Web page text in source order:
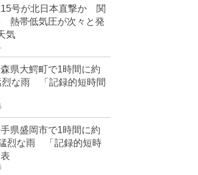
号が北日本直撃か 関
熱帯低気圧が次々と発
気
森県大鰐町で1時間に約
烈な雨 「記録的短時間
手県盛岡市で1時間に約
烈な雨 「記録的短時